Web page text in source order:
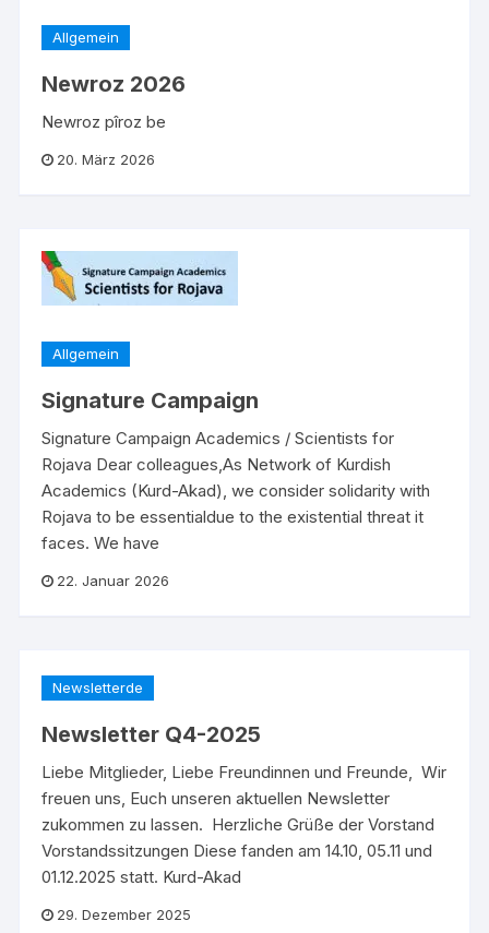
Allgemein
Newroz 2026
Newroz pîroz be
20. März 2026
Allgemein
Signature Campaign
Signature Campaign Academics / Scientists for
Rojava Dear colleagues,As Network of Kurdish
Academics (Kurd-Akad), we consider solidarity with
Rojava to be essentialdue to the existential threat it
faces. We have
22. Januar 2026
Newsletterde
Newsletter Q4-2025
Liebe Mitglieder, Liebe Freundinnen und Freunde, Wir
freuen uns, Euch unseren aktuellen Newsletter
zukommen zu lassen. Herzliche Grüße der Vorstand
Vorstandssitzungen Diese fanden am 14.10, 05.11 und
01.12.2025 statt. Kurd-Akad
29. Dezember 2025